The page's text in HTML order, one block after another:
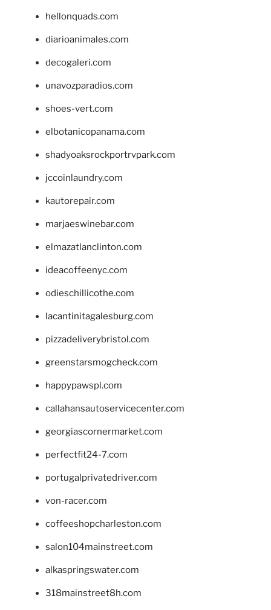
hellonquads.com
diarioanimales.com
decogaleri.com
unavozparadios.com
shoes-vert.com
elbotanicopanama.com
shadyoaksrockportrvpark.com
jccoinlaundry.com
kautorepair.com
marjaeswinebar.com
elmazatlanclinton.com
ideacoffeenyc.com
odieschillicothe.com
lacantinitagalesburg.com
pizzadeliverybristol.com
greenstarsmogcheck.com
happypawspl.com
callahansautoservicecenter.com
georgiascornermarket.com
perfectfit24-7.com
portugalprivatedriver.com
von-racer.com
coffeeshopcharleston.com
salon104mainstreet.com
alkaspringswater.com
318mainstreet8h.com